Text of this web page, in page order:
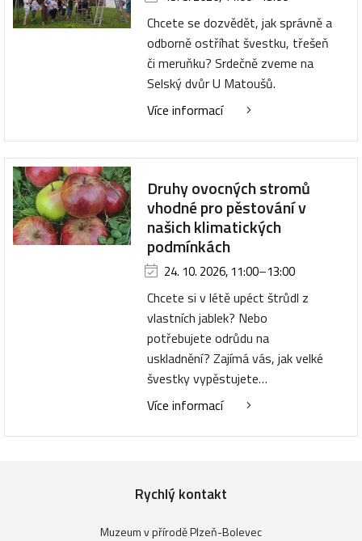
Chcete se dozvědět, jak správně a
odborně ostříhat švestku, třešeň
či meruňku? Srdečně zveme na
Selský dvůr U Matoušů.
Více informací
Druhy ovocných stromů
vhodné pro pěstování v
našich klimatických
podmínkách
24. 10. 2026, 11:00–13:00
Chcete si v létě upéct štrůdl z
vlastních jablek? Nebo
potřebujete odrůdu na
uskladnění? Zajímá vás, jak velké
švestky vypěstujete…
Více informací
Rychlý kontakt
Muzeum v přírodě Plzeň-Bolevec